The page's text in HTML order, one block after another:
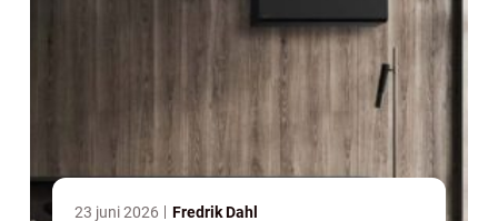
23 juni 2026 Fredrik Dahl